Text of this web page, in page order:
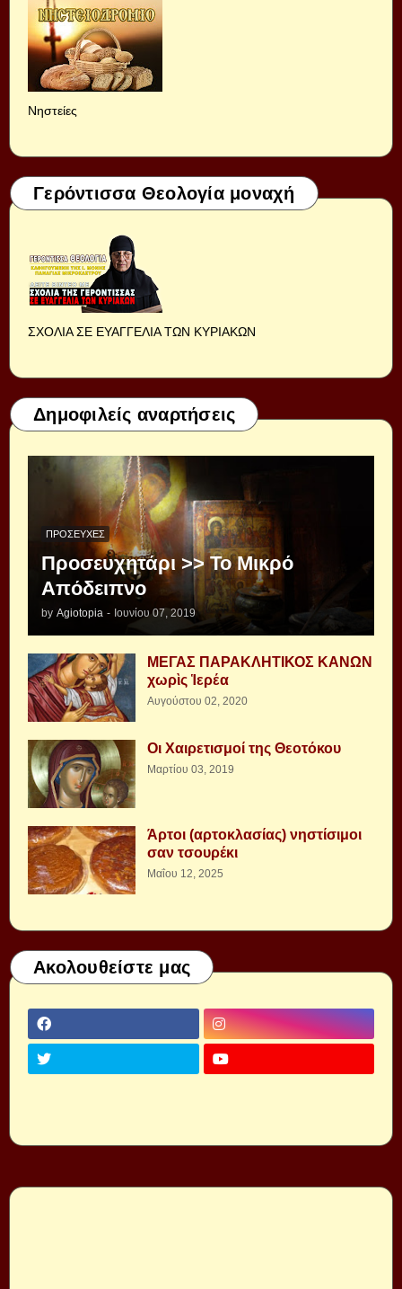
Νηστείες
Γερόντισσα Θεολογία μοναχή
ΣΧΟΛΙΑ ΣΕ ΕΥΑΓΓΕΛΙΑ ΤΩΝ ΚΥΡΙΑΚΩΝ
Δημοφιλείς αναρτήσεις
ΠΡΟΣΕΥΧΈΣ
Προσευχητάρι >> Το Μικρό
Απόδειπνο
by Agiotopia - Ιουνίου 07, 2019
ΜΕΓΑΣ ΠΑΡΑΚΛΗΤΙΚΟΣ ΚΑΝΩΝ
χωρὶς Ἱερέα
Αυγούστου 02, 2020
Οι Χαιρετισμοί της Θεοτόκου
Μαρτίου 03, 2019
Άρτοι (αρτοκλασίας) νηστίσιμοι
σαν τσουρέκι
Μαΐου 12, 2025
Ακολουθείστε μας